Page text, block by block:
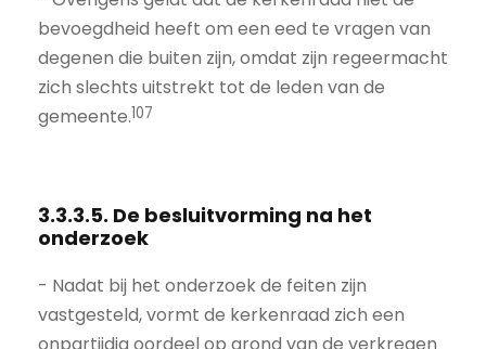
bevoegdheid heeft om een eed te vragen van
degenen die buiten zijn, omdat zijn regeermacht
zich slechts uitstrekt tot de leden van de
gemeente.107
3.3.3.5. De besluitvorming na het
onderzoek
- Nadat bij het onderzoek de feiten zijn
vastgesteld, vormt de kerkenraad zich een
onpartijdig oordeel op grond van de verkregen